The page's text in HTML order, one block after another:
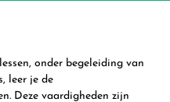
onder begeleiding van
leer je de
Deze vaardigheden zijn